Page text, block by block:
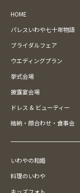
HOME
パレスいわや七十年物語
ブライダルフェア
ウエディングプラン
挙式会場
披露宴会場
ドレス & ビューティー
結納・顔合わせ・食事会
いわやの和婚
料理のいわや